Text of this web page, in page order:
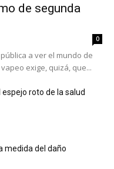
de segunda
0
a ver el mundo de
exige, quizá, que...
espejo roto de la salud
medida del daño